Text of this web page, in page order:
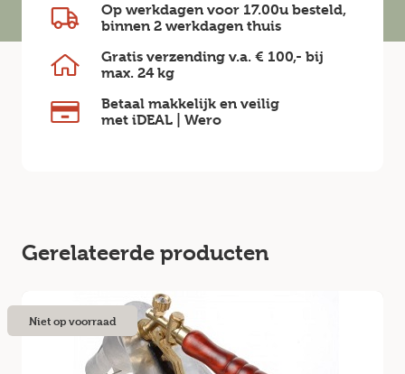
Op werkdagen voor 17.00u besteld,
binnen 2 werkdagen thuis
Gratis verzending v.a. € 100,- bij
max. 24 kg
Betaal makkelijk en veilig
met iDEAL | Wero
Gerelateerde producten
Niet op voorraad